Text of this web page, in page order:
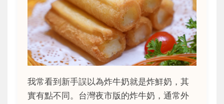
我常看到新手誤以為炸牛奶就是炸鮮奶，其
實有點不同。台灣夜市版的炸牛奶，通常外